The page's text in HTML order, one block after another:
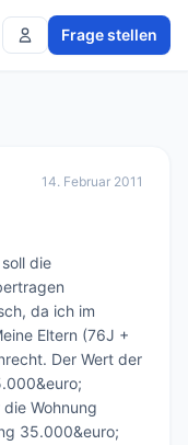
Frage stellen
14. Februar 2011
die
da ich im
Eltern (76J +
Der Wert der
Wohnung
35.000&euro;